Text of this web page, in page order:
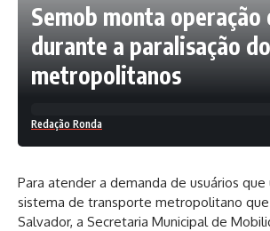
Semob monta operação
durante a paralisação
metropolitanos
Redação Ronda
Para atender a demanda de usuários que
sistema de transporte metropolitano que
Salvador, a Secretaria Municipal de